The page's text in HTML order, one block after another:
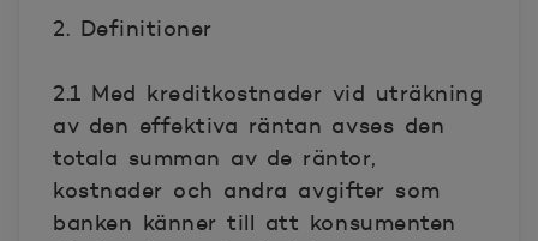
2. Definitioner
2.1 Med kreditkostnader vid uträkning
av den effektiva räntan avses den
totala summan av de räntor,
kostnader och andra avgifter som
banken känner till att konsumenten